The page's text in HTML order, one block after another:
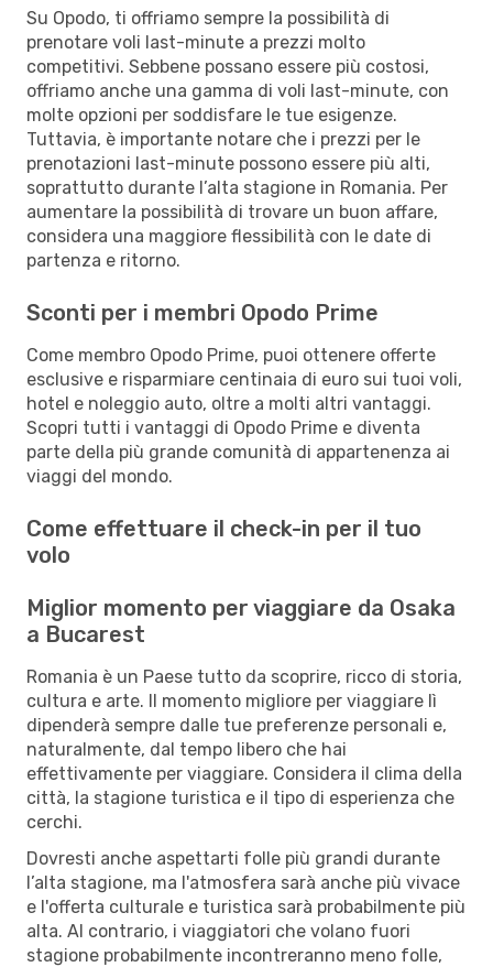
Su Opodo, ti offriamo sempre la possibilità di
prenotare voli last-minute a prezzi molto
competitivi. Sebbene possano essere più costosi,
offriamo anche una gamma di voli last-minute, con
molte opzioni per soddisfare le tue esigenze.
Tuttavia, è importante notare che i prezzi per le
prenotazioni last-minute possono essere più alti,
soprattutto durante l’alta stagione in Romania. Per
aumentare la possibilità di trovare un buon affare,
considera una maggiore flessibilità con le date di
partenza e ritorno.
Sconti per i membri Opodo Prime
Come membro Opodo Prime, puoi ottenere offerte
esclusive e risparmiare centinaia di euro sui tuoi voli,
hotel e noleggio auto, oltre a molti altri vantaggi.
Scopri tutti i vantaggi di Opodo Prime e diventa
parte della più grande comunità di appartenenza ai
viaggi del mondo.
Come effettuare il check-in per il tuo
volo
Miglior momento per viaggiare da Osaka
a Bucarest
Romania è un Paese tutto da scoprire, ricco di storia,
cultura e arte. Il momento migliore per viaggiare lì
dipenderà sempre dalle tue preferenze personali e,
naturalmente, dal tempo libero che hai
effettivamente per viaggiare. Considera il clima della
città, la stagione turistica e il tipo di esperienza che
cerchi.
Dovresti anche aspettarti folle più grandi durante
l’alta stagione, ma l'atmosfera sarà anche più vivace
e l'offerta culturale e turistica sarà probabilmente più
alta. Al contrario, i viaggiatori che volano fuori
stagione probabilmente incontreranno meno folle,